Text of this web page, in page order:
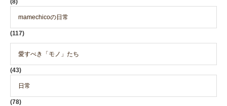
(8)
mamechicoの日常
(117)
愛すべき「モノ」たち
(43)
日常
(78)